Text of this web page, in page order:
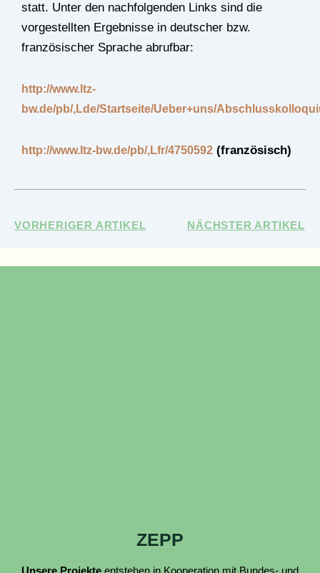
statt. Unter den nachfolgenden Links sind die
vorgestellten Ergebnisse in deutscher bzw.
französischer Sprache abrufbar:
http://www.ltz-
bw.de/pb/,Lde/Startseite/Ueber+uns/
http://www.ltz-bw.de/pb/,Lfr/4750592 (französisch)
VORHERIGER ARTIKEL NÄCHSTER ARTIKEL
ZEPP
Unsere Projekte entstehen in Kooperation mit Bundes- und